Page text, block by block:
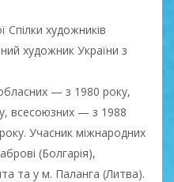
Спілки художників
художник України з
— з 1980 року,
всесоюзних — з 1988
Учасник міжнародних
(Болгарія),
та у м. Паланга (Литва).